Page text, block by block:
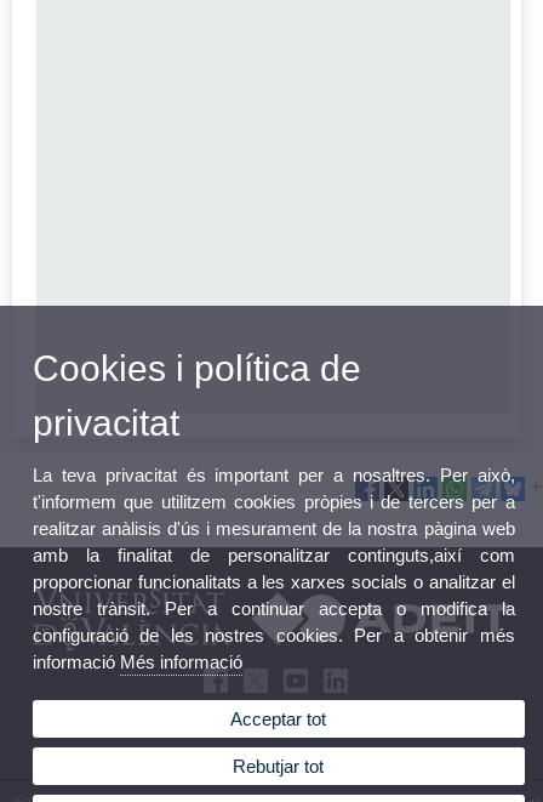
Cookies i política de
privacitat
La teva privacitat és important per a nosaltres. Per això,
t'informem que utilitzem cookies pròpies i de tercers per a
realitzar anàlisis d'ús i mesurament de la nostra pàgina web
amb la finalitat de personalitzar continguts,així com
proporcionar funcionalitats a les xarxes socials o analitzar el
nostre trànsit. Per a continuar accepta o modifica la
configuració de les nostres cookies. Per a obtenir més
informació Més informació
Acceptar tot
Rebutjar tot